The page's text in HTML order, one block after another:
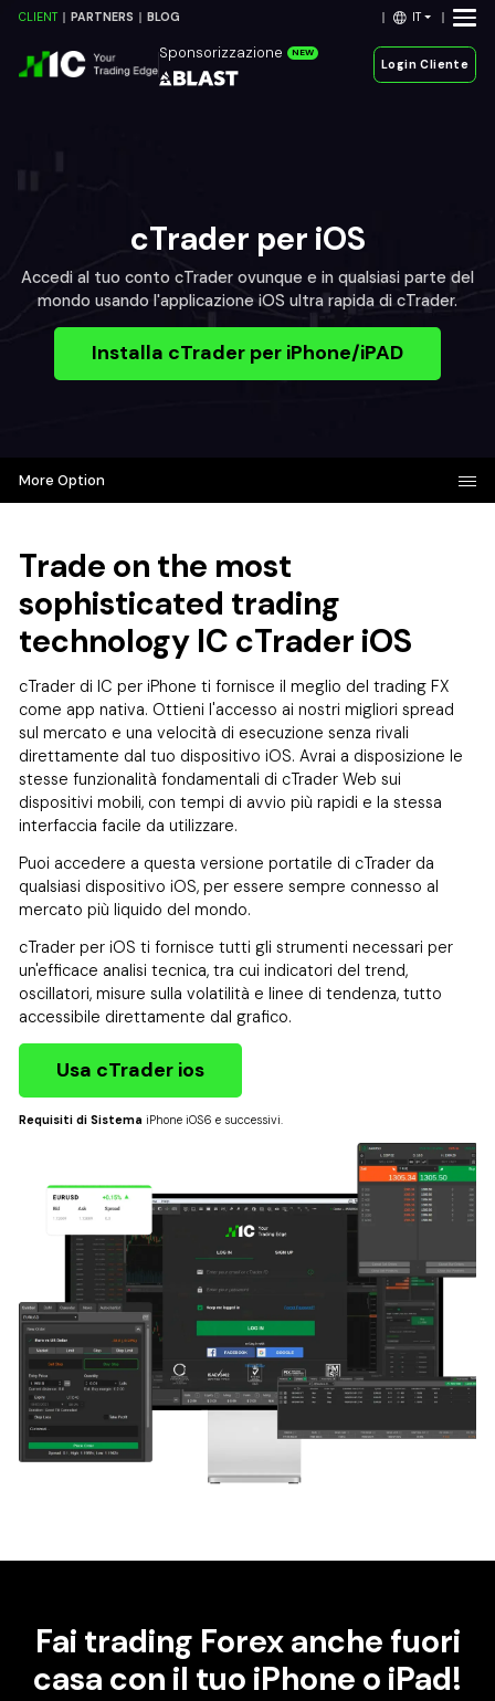
CLIENT PARTNERS BLOG IT
Sponsorizzazione NEW
Login Cliente
cTrader per iOS
Accedi al tuo conto cTrader ovunque e in qualsiasi parte del
mondo usando l'applicazione iOS ultra rapida di cTrader.
Installa cTrader per iPhone/iPAD
More Option
Trade on the most
sophisticated trading
technology IC cTrader iOS
cTrader di IC per iPhone ti fornisce il meglio del trading FX
come app nativa. Ottieni l'accesso ai nostri migliori spread
sul mercato e una velocità di esecuzione senza rivali
direttamente dal tuo dispositivo iOS. Avrai a disposizione le
stesse funzionalità fondamentali di cTrader Web sui
dispositivi mobili, con tempi di avvio più rapidi e la stessa
interfaccia facile da utilizzare.
Puoi accedere a questa versione portatile di cTrader da
qualsiasi dispositivo iOS, per essere sempre connesso al
mercato più liquido del mondo.
cTrader per iOS ti fornisce tutti gli strumenti necessari per
un'efficace analisi tecnica, tra cui indicatori del trend,
oscillatori, misure sulla volatilità e linee di tendenza, tutto
accessibile direttamente dal grafico.
Usa cTrader ios
Requisiti di Sistema iPhone iOS6 e successivi.
Fai trading Forex anche fuori
casa con il tuo iPhone o iPad!